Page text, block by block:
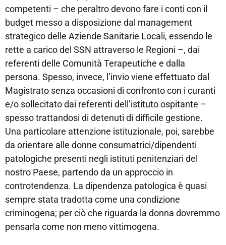
competenti – che peraltro devono fare i conti con il
budget messo a disposizione dal management
strategico delle Aziende Sanitarie Locali, essendo le
rette a carico del SSN attraverso le Regioni –, dai
referenti delle Comunità Terapeutiche e dalla
persona. Spesso, invece, l’invio viene effettuato dal
Magistrato senza occasioni di confronto con i curanti
e/o sollecitato dai referenti dell’istituto ospitante –
spesso trattandosi di detenuti di difficile gestione.
Una particolare attenzione istituzionale, poi, sarebbe
da orientare alle donne consumatrici/dipendenti
patologiche presenti negli istituti penitenziari del
nostro Paese, partendo da un approccio in
controtendenza. La dipendenza patologica è quasi
sempre stata tradotta come una condizione
criminogena; per ciò che riguarda la donna dovremmo
pensarla come non meno vittimogena.